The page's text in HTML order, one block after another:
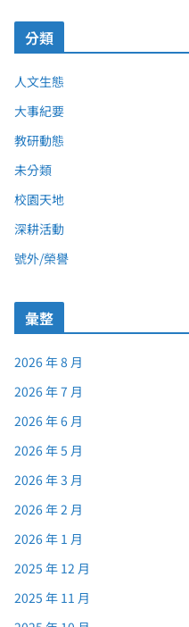
分類
人文生態
大事紀要
教研動態
未分類
校園天地
深耕活動
號外/榮譽
彙整
2026 年 8 月
2026 年 7 月
2026 年 6 月
2026 年 5 月
2026 年 3 月
2026 年 2 月
2026 年 1 月
2025 年 12 月
2025 年 11 月